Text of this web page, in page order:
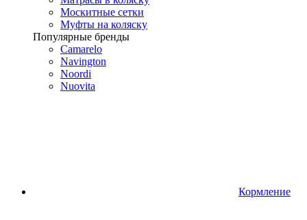
Москитные сетки
Муфты на коляску
Популярные бренды
Camarelo
Navington
Noordi
Nuovita
Кормление